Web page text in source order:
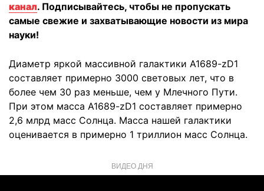
канал. Подписывайтесь, чтобы не пропускать
самые свежие и захватывающие новости из мира
науки!
Диаметр яркой массивной галактики A1689-zD1
составляет примерно 3000 световых лет, что в
более чем 30 раз меньше, чем у Млечного Пути.
При этом масса A1689-zD1 составляет примерно
2,6 млрд масс Солнца. Масса нашей галактики
оценивается в примерно 1 триллион масс Солнца.
ВИДЕО ДНЯ